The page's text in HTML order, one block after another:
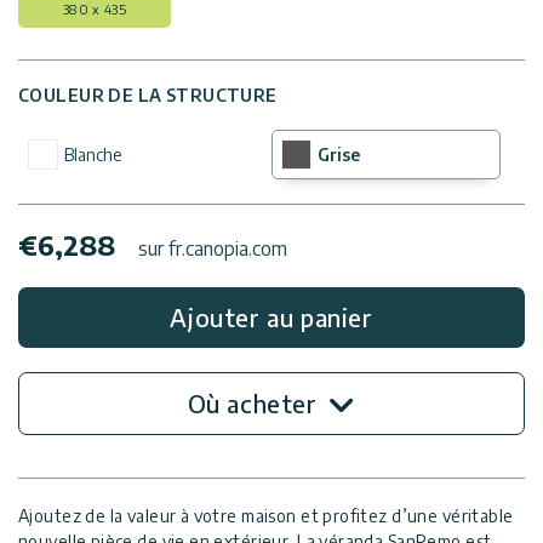
380 x 435
COULEUR DE LA STRUCTURE
Blanche Grise
€6,288 sur fr.canopia.com
Ajouter au panier
Où acheter
Ajoutez de la valeur à votre maison et profitez d’une véritable